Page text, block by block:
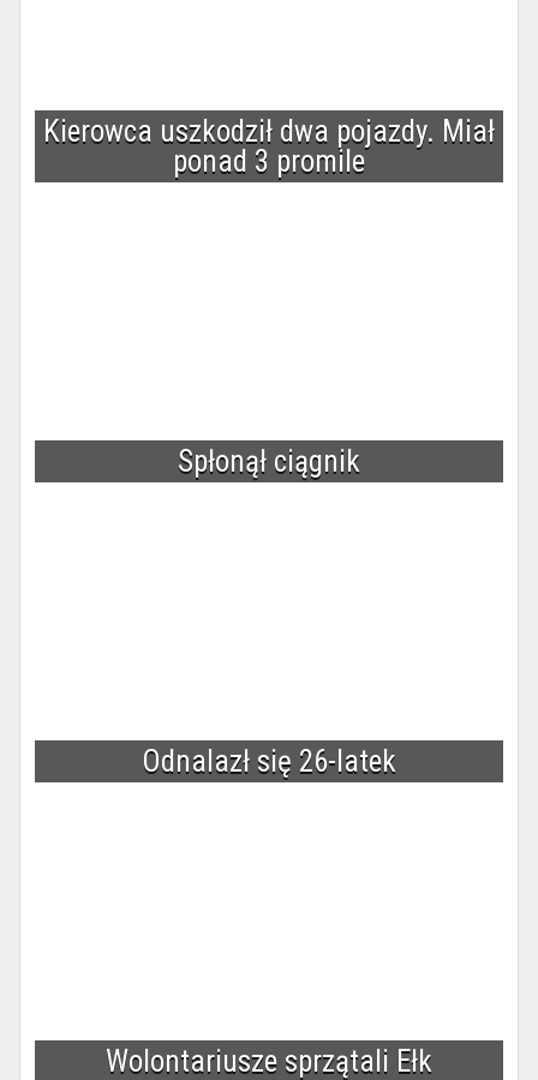
Kierowca uszkodził dwa pojazdy. Miał
ponad 3 promile
Spłonął ciągnik
Odnalazł się 26-latek
Wolontariusze sprzątali Ełk